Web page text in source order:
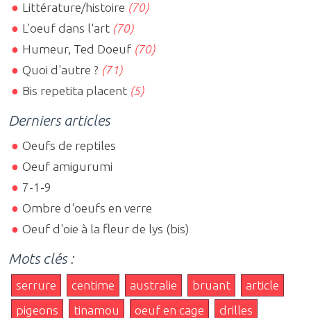
Littérature/histoire (70)
L'oeuf dans l'art (70)
Humeur, Ted Doeuf (70)
Quoi d'autre ? (71)
Bis repetita placent (5)
Derniers articles
Oeufs de reptiles
Oeuf amigurumi
7-1-9
Ombre d'oeufs en verre
Oeuf d'oie à la fleur de lys (bis)
Mots clés :
serrure centime australie bruant
article
pigeons
tinamou oeuf en cage
drilles